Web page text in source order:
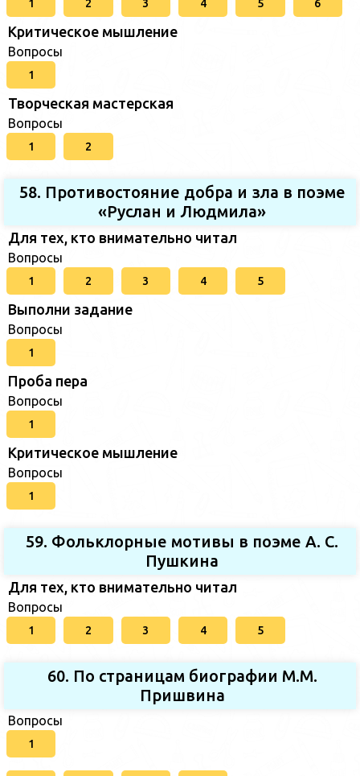
1 2 3 4 5 6
Критическое мышление
Вопросы
1
Творческая мастерская
Вопросы
1 2
58. Противостояние добра и зла в поэме
«Руслан и Людмила»
Для тех, кто внимательно читал
Вопросы
1 2 3 4 5
Выполни задание
Вопросы
1
Проба пера
Вопросы
1
Критическое мышление
Вопросы
1
59. Фольклорные мотивы в поэме А. С.
Пушкина
Для тех, кто внимательно читал
Вопросы
1 2 3 4 5
60. По страницам биографии М.М.
Пришвина
Вопросы
1